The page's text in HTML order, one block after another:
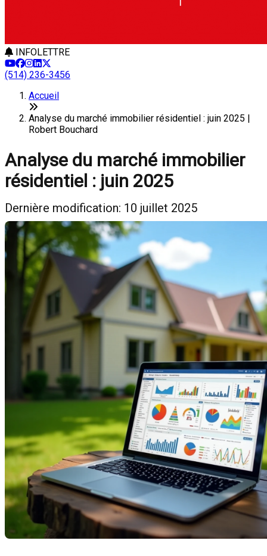
INFOLETTRE
(514) 236-3456
Accueil
Analyse du marché immobilier résidentiel : juin 2025 |
Robert Bouchard
Analyse du marché immobilier
résidentiel : juin 2025
Dernière modification: 10 juillet 2025